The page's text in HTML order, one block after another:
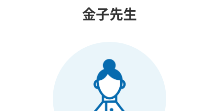
金子先生